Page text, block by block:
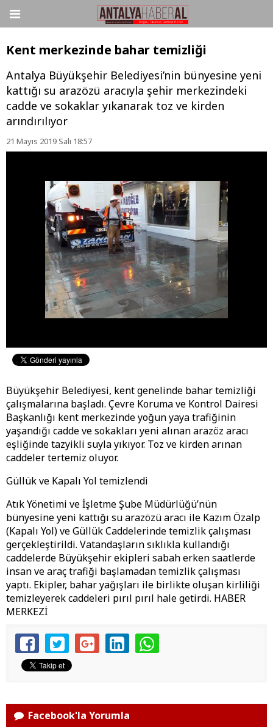
Kent merkezinde bahar temizliği
Antalya Büyükşehir Belediyesi’nin bünyesine yeni
kattığı su arazözü aracıyla şehir merkezindeki
cadde ve sokaklar yıkanarak toz ve kirden
arındırılıyor
21 Mayıs 2019 Salı 18:57
Büyükşehir Belediyesi, kent genelinde bahar temizliği
çalışmalarına başladı. Çevre Koruma ve Kontrol Dairesi
Başkanlığı kent merkezinde yoğun yaya trafiğinin
yaşandığı cadde ve sokakları yeni alınan arazöz aracı
eşliğinde tazyikli suyla yıkıyor. Toz ve kirden arınan
caddeler tertemiz oluyor.
Güllük ve Kapalı Yol temizlendi
Atık Yönetimi ve İşletme Şube Müdürlüğü’nün
bünyesine yeni kattığı su arazözü aracı ile Kazım Özalp
(Kapalı Yol) ve Güllük Caddelerinde temizlik çalışması
gerçekleştirildi. Vatandaşların sıklıkla kullandığı
caddelerde Büyükşehir ekipleri sabah erken saatlerde
insan ve araç trafiği başlamadan temizlik çalışması
yaptı. Ekipler, bahar yağışları ile birlikte oluşan kirliliği
temizleyerek caddeleri pırıl pırıl hale getirdi. HABER
MERKEZİ
Facebook'la Yorumla